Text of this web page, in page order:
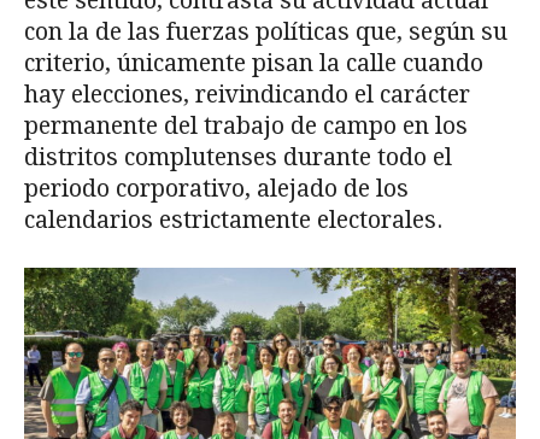
con la de las fuerzas políticas que, según su
criterio, únicamente pisan la calle cuando
hay elecciones, reivindicando el carácter
permanente del trabajo de campo en los
distritos complutenses durante todo el
periodo corporativo, alejado de los
calendarios estrictamente electorales.